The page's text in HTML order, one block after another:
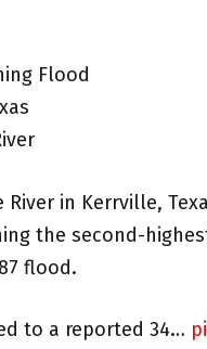
Flood
River in Kerrville,
the second-
flood.
to a reported 34…